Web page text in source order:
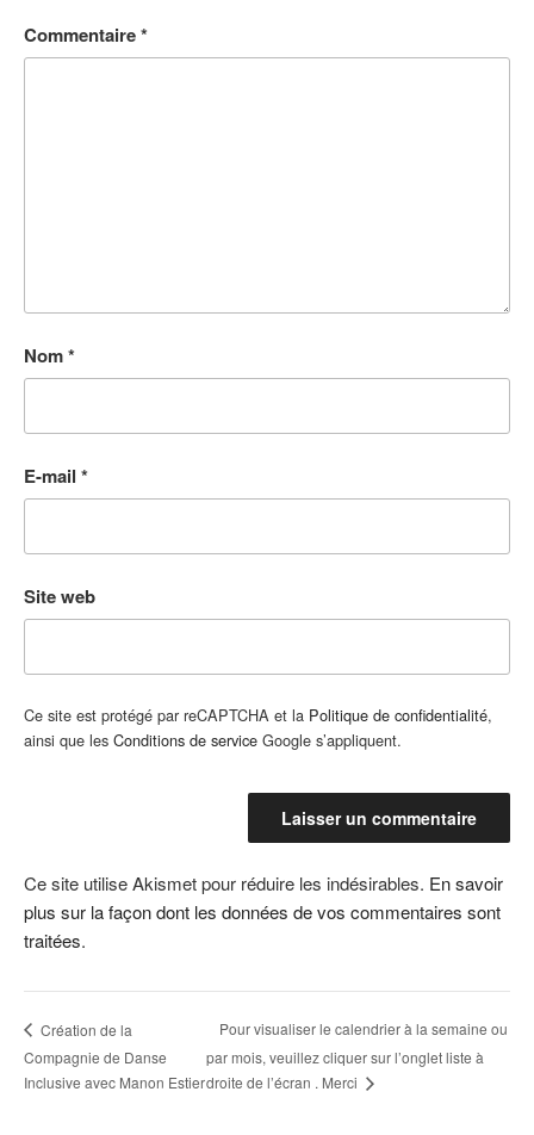
Commentaire*
Nom*
E-mail *
Site web
Ce site est protégé par reCAPTCHA et la Politique de confidentialité,
ainsi que les Conditions de service Google s’appliquent.
Ce site utilise Akismet pour réduire les indésirables. En savoir
plus sur la façon dont les données de vos commentaires sont
traitées.
Création de la
Compagnie de Danse
Inclusive avec Manon Estier
Pour visualiser le calendrier à la semaine ou
par mois, veuillez cliquer sur l’onglet liste à
droite de l’écran . Merci